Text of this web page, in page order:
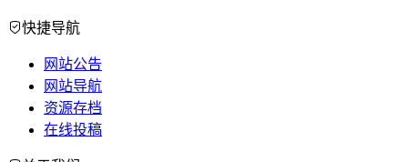
快捷导航
网站公告
网站导航
资源存档
在线投稿